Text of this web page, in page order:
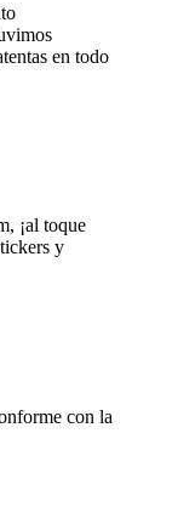
en todo
¡al toque
y
con la